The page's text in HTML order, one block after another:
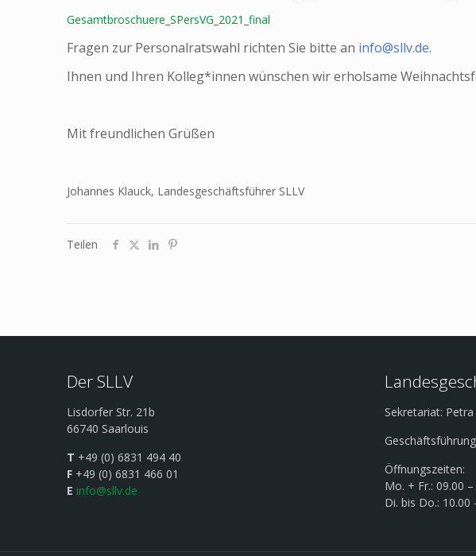
Gesamtbroschuere_SPersVG_2021_final
Fragen zur Personalratswahl richten Sie bitte an info@sllv.de.
Ihnen und Ihren Kolleg*innen wünschen wir erholsame
Mit freundlichen Grüßen
Johannes Klauck, Landesgeschäftsführer SLLV
Teilen
Der SLLV
Lisdorfer Str. 21b
66740 Saarlouis
T +49 (0) 6831 494 40
F +49 (0) 6831 466 01
E info@sllv.de
Sekretariat: Petra
Öffnungszeiten:
Mo. + Fr.: 09.00
Di. bis Do.: 10.00